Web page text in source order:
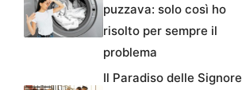
puzzava: solo così ho
risolto per sempre il
problema
Il Paradiso delle Signore